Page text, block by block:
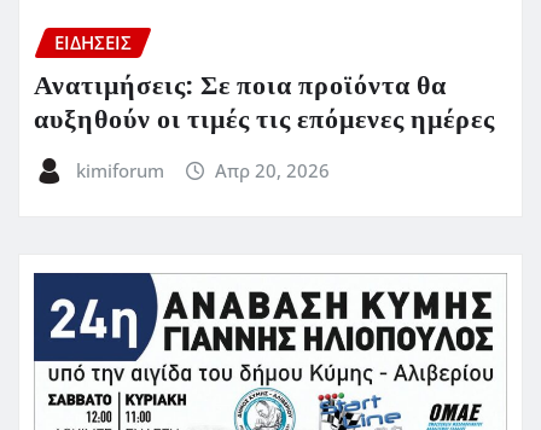
ΕΙΔΗΣΕΙΣ
Ανατιμήσεις: Σε ποια προϊόντα θα
αυξηθούν οι τιμές τις επόμενες ημέρες
kimiforum Απρ 20, 2026